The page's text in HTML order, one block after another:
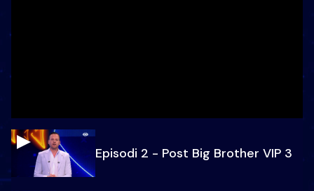
Episodi 2 - Post Big Brother VIP 3